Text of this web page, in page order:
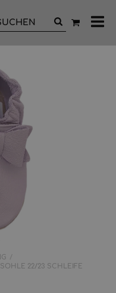
22/23 SCHLEIFE